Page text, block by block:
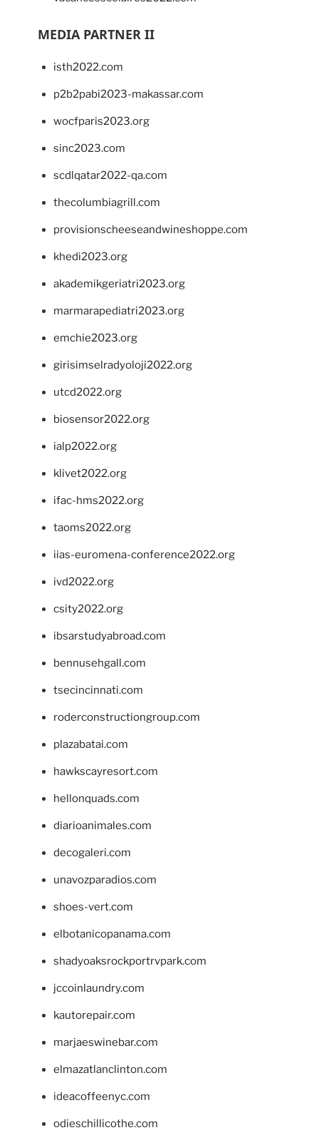
MEDIA PARTNER II
isth2022.com
p2b2pabi2023-makassar.com
wocfparis2023.org
sinc2023.com
scdlqatar2022-qa.com
thecolumbiagrill.com
provisionscheeseandwineshoppe.com
khedi2023.org
akademikgeriatri2023.org
marmarapediatri2023.org
emchie2023.org
girisimselradyoloji2022.org
utcd2022.org
biosensor2022.org
ialp2022.org
klivet2022.org
ifac-hms2022.org
taoms2022.org
iias-euromena-conference2022.org
ivd2022.org
csity2022.org
ibsarstudyabroad.com
bennusehgall.com
tsecincinnati.com
roderconstructiongroup.com
plazabatai.com
hawkscayresort.com
hellonquads.com
diarioanimales.com
decogaleri.com
unavozparadios.com
shoes-vert.com
elbotanicopanama.com
shadyoaksrockportrvpark.com
jccoinlaundry.com
kautorepair.com
marjaeswinebar.com
elmazatlanclinton.com
ideacoffeenyc.com
odieschillicothe.com